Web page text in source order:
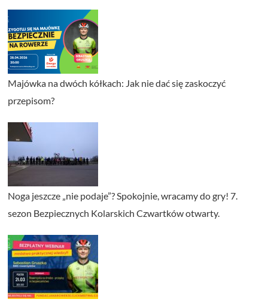
Majówka na dwóch kółkach: Jak nie dać się zaskoczyć
przepisom?
Noga jeszcze „nie podaje”? Spokojnie, wracamy do gry! 7.
sezon Bezpiecznych Kolarskich Czwartków otwarty.